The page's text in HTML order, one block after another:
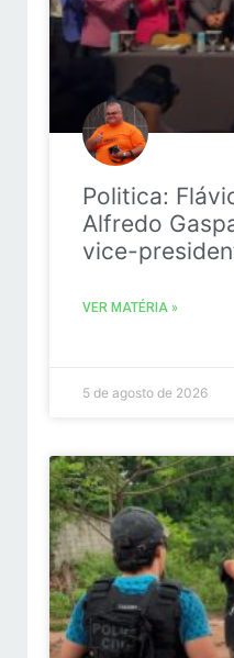
Politica:
Alfredo
vice-
VER MATÉRIA »
5 de agosto de 2026